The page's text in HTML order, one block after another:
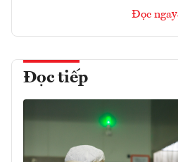
Đọc ngay
Đọc tiếp